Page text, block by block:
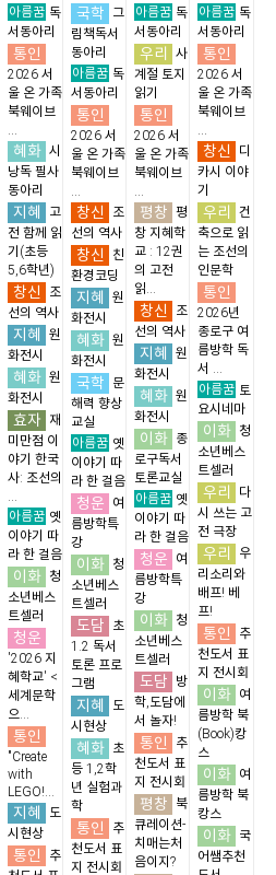
아름꿈 독
서동아리
통인
2026 서
울 온 가족
북웨이브
...
혜화 시
낭독 필사
동아리
지혜
고
전 함께 읽
기(초등
5,6학년)
창신
조
선의 역사
지혜
원
화전시
혜화 원
화전시
효자
재
미만점 이
야기 한국
사: 조선의
...
아름꿈 옛
이야기 따
라 한 걸음
이화
청
소년베스
트셀러
청운
'2026 지
혜학교' <
세계문학
으...
통인
"Create
with
LEGO!...
지혜
도
시현상
통인
추
국학
그
림책독서
동아리
아름꿈 독
서동아리
통인
2026 서
울 온 가족
북웨이브
...
창신
조
선의 역사
창신
친
환경코딩
지혜
원
화전시
혜화 원
화전시
국학
문
해력 향상
교실
아름꿈 옛
이야기 따
라 한 걸음
청운
여
름방학특
강
이화
청
소년베스
트셀러
도담
초
1.2 독서
토론 프로
그램
지혜
도
시현상
혜화
초
등 1,2학
년 실험과
학
통인
추
천도서 표
지 전시회
아름꿈 독
서동아리
우리
사
계절 토지
읽기
통인
2026 서
울 온 가족
북웨이브
...
평창 평
창 지혜학
교 : 12권
의 고전
읽...
창신
조
선의 역사
지혜
원
화전시
혜화 원
화전시
이화
종
로구독서
토론교실
아름꿈 옛
이야기 따
라 한 걸음
청운
여
름방학특
강
이화
청
소년베스
트셀러
도담
방
학,도담에
서 놀자!
통인
추
천도서 표
지 전시회
평창
북
큐레이션-
치매는처
음이지?
아름꿈 독
서동아리
통인
2026 서
울 온 가족
북웨이브
...
창신
디
카시 이야
기
우리
건
축으로 읽
는 조선의
인문학
통인
2026년
종로구 여
름방학 독
서 ...
아름꿈 토
요시네마
이화
청
소년베스
트셀러
우리
다
시 쓰는 고
전 극장
우리
우
리소리와
배프! 베
프!
통인
추
천도서 표
지 전시회
이화
여
름방학 북
(Book)캉
스
이화
여
름방학 북
캉스
이화
국
어쌤추천